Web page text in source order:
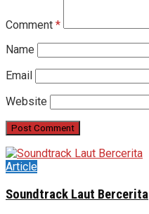
Comment *
Name
Email
Website
Article
Soundtrack Laut Bercerita